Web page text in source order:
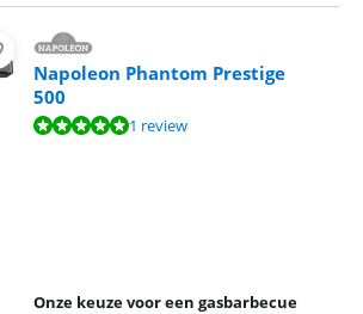
Napoleon Phantom Prestige
500
de 10, gebaseerd op 1 review.
1 review
Onze keuze voor een gasbarbecue